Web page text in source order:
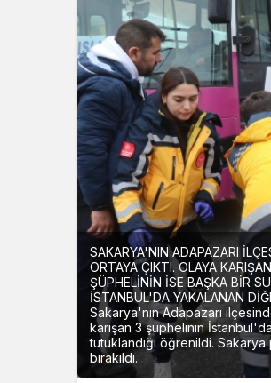
SAKARYA'NIN ADAPAZARI
ORTAYA ÇIKTI. OLAYA
ŞÜPHELİNİN İSE BAŞKA BİR
İSTANBUL'DA YAKALANAN
Sakarya'nın Adapazarı
karışan 3 şüphelinin
tutuklandığı öğrenildi.
bırakıldı.